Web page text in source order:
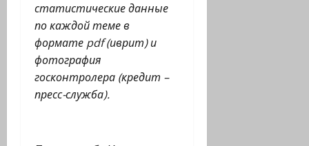
статистические данные
по каждой теме в
формате pdf(иврит) и
фотография
госконтролера (кредит –
пресс-служба).